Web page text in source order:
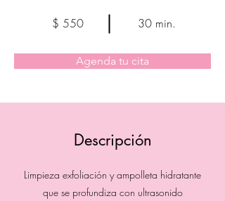
$ 550 30 min.
Agenda tu cita
Descripción
Limpieza exfoliación y ampolleta hidratante
que se profundiza con ultrasonido